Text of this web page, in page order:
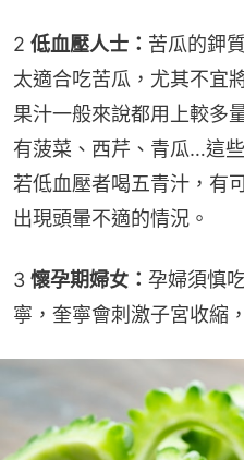
2 低血壓人士： 苦瓜的鉀
太適合吃苦瓜，尤其不宜
果汁一般來說都用上較多
有菠菜、西芹、青瓜…這
若低血壓者喝五青汁，有
出現頭暈不適的情況。
3 懷孕期婦女： 孕婦須慎
寧，奎寧會刺激子宮收縮